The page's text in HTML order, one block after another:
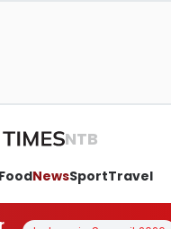
NTB
FoodNewsSportTravel